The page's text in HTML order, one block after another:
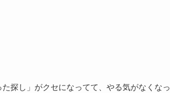
探し」がクセになってて、やる気がなくなっ